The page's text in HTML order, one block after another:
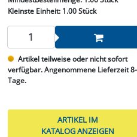
Kleinste Einheit:1.00 Stück
Artikel teilweise oder nicht sofort
verfügbar. Angenommene Lieferzeit
Tage.
ARTIKEL IM
KATALOG ANZEIGEN